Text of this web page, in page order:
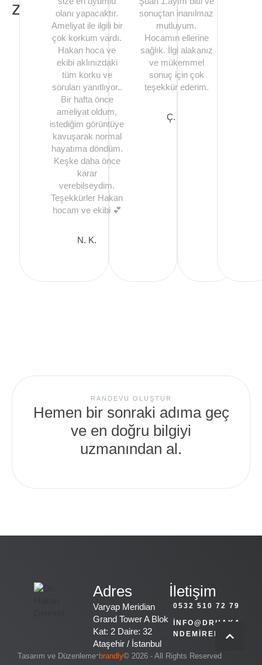
z
olanı yapacaktır.
Ameliyat ile ilgili bir
çok korkum vardı.
Hakan hoca ve
ekibi aklınızdaki
tüm korku ve
soruları yanıtlıyor..
Bir hafta önce
ameliyat oldum,
istediğim görüntüye
kavuşarak normal
hayatıma döndüm.
Keşke daha önce
karar
verebilseydim.
Teşekkürler Hakan
hocam ve ekibi 💕
N. K.
sonuçtan inanılmaz
mutluyum.
Hocamın ellerine
sağlık. İlgi alakanız
ve mükemmel
sonuç için çok
teşekkür ederim.
Ç. B.
RANDEVU OLUŞTUR
Hemen bir sonraki adıma geç
ve en doğru bilgiyi
uzmanından al.
Adres
Varyap Meridian
Grand Tower A Blok
Kat: 2 Daire: 32
Ataşehir / İstanbul
İletişim
0532 510 72 79
INFO@DRHAKA
NDEMIREL.COM
Tasarım ve Düzenleme-brandly© 2026 - All Rights Reserved